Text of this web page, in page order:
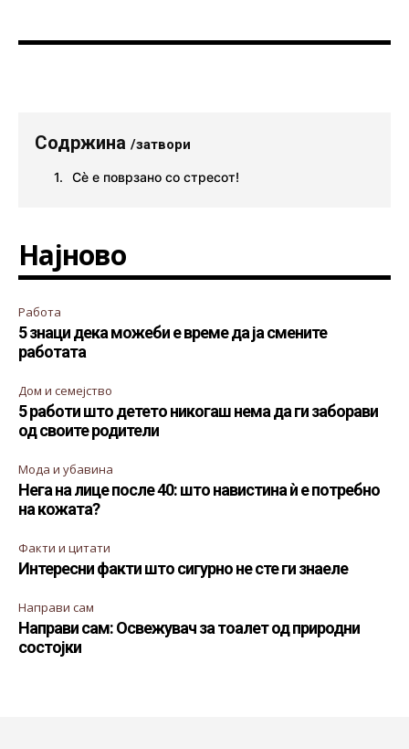
Содржина /затвори
Сè е поврзано со стресот!
Најново
Работа
5 знаци дека можеби е време да ја смените
работата
Дом и семејство
5 работи што детето никогаш нема да ги заборави
од своите родители
Мода и убавина
Нега на лице после 40: што навистина ѝ е потребно
на кожата?
Факти и цитати
Интересни факти што сигурно не сте ги знаеле
Направи сам
Направи сам: Освежувач за тоалет од природни
состојки